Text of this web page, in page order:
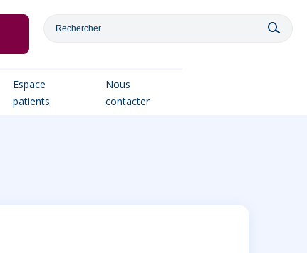
Espace
patients
Nous
contacter